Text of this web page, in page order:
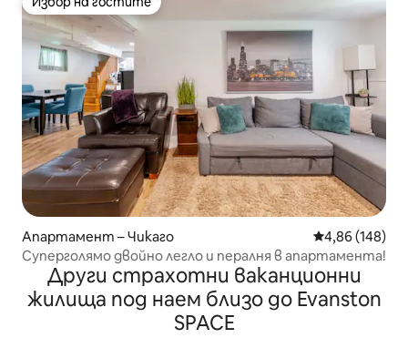
Избор на гостите
Апартамент – Чикаго Средна
4,86 (148)
Суперголямо двойно легло и пералня в апартамента!
Други страхотни ваканционни
жилища под наем близо до Evanston
SPACE